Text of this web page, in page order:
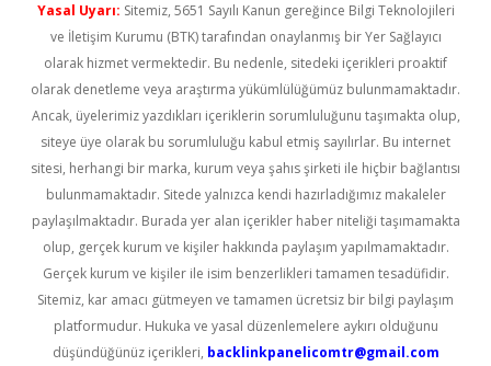
Yasal Uyarı: Sitemiz, 5651 Sayılı Kanun gereğince Bilgi Teknolojileri
ve İletişim Kurumu (BTK) tarafından onaylanmış bir Yer Sağlayıcı
olarak hizmet vermektedir. Bu nedenle, sitedeki içerikleri proaktif
olarak denetleme veya araştırma yükümlülüğümüz bulunmamaktadır.
Ancak, üyelerimiz yazdıkları içeriklerin sorumluluğunu taşımakta olup,
siteye üye olarak bu sorumluluğu kabul etmiş sayılırlar. Bu internet
sitesi, herhangi bir marka, kurum veya şahıs şirketi ile hiçbir bağlantısı
bulunmamaktadır. Sitede yalnızca kendi hazırladığımız makaleler
paylaşılmaktadır. Burada yer alan içerikler haber niteliği taşımamakta
olup, gerçek kurum ve kişiler hakkında paylaşım yapılmamaktadır.
Gerçek kurum ve kişiler ile isim benzerlikleri tamamen tesadüfidir.
Sitemiz, kar amacı gütmeyen ve tamamen ücretsiz bir bilgi paylaşım
platformudur. Hukuka ve yasal düzenlemelere aykırı olduğunu
düşündüğünüz içerikleri, backlinkpanelicomtr@gmail.com